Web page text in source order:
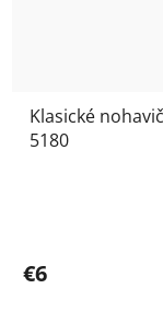
Klasické
5180
€6